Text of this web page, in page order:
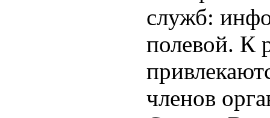
служб:
полевой. К
членов